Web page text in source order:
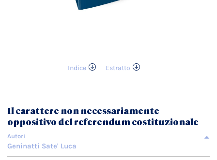
Indice
Estratto
galleria
di
immagini
Il carattere non necessariamente
oppositivo del referendum costituzionale
Autori
Geninatti Sate' Luca